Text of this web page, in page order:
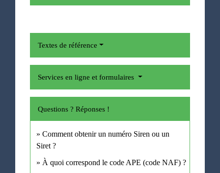
Textes de référence
Services en ligne et formulaires
Questions ? Réponses !
Comment obtenir un numéro Siren ou un
Siret ?
À quoi correspond le code APE (code NAF) ?